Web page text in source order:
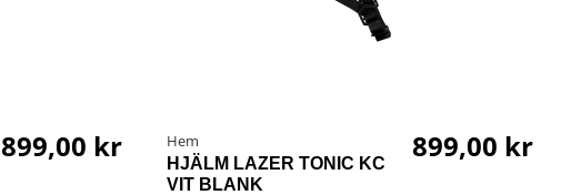
899,00 kr Hem
HJÄLM LAZER TONIC KC
VIT BLANK
899,00 kr